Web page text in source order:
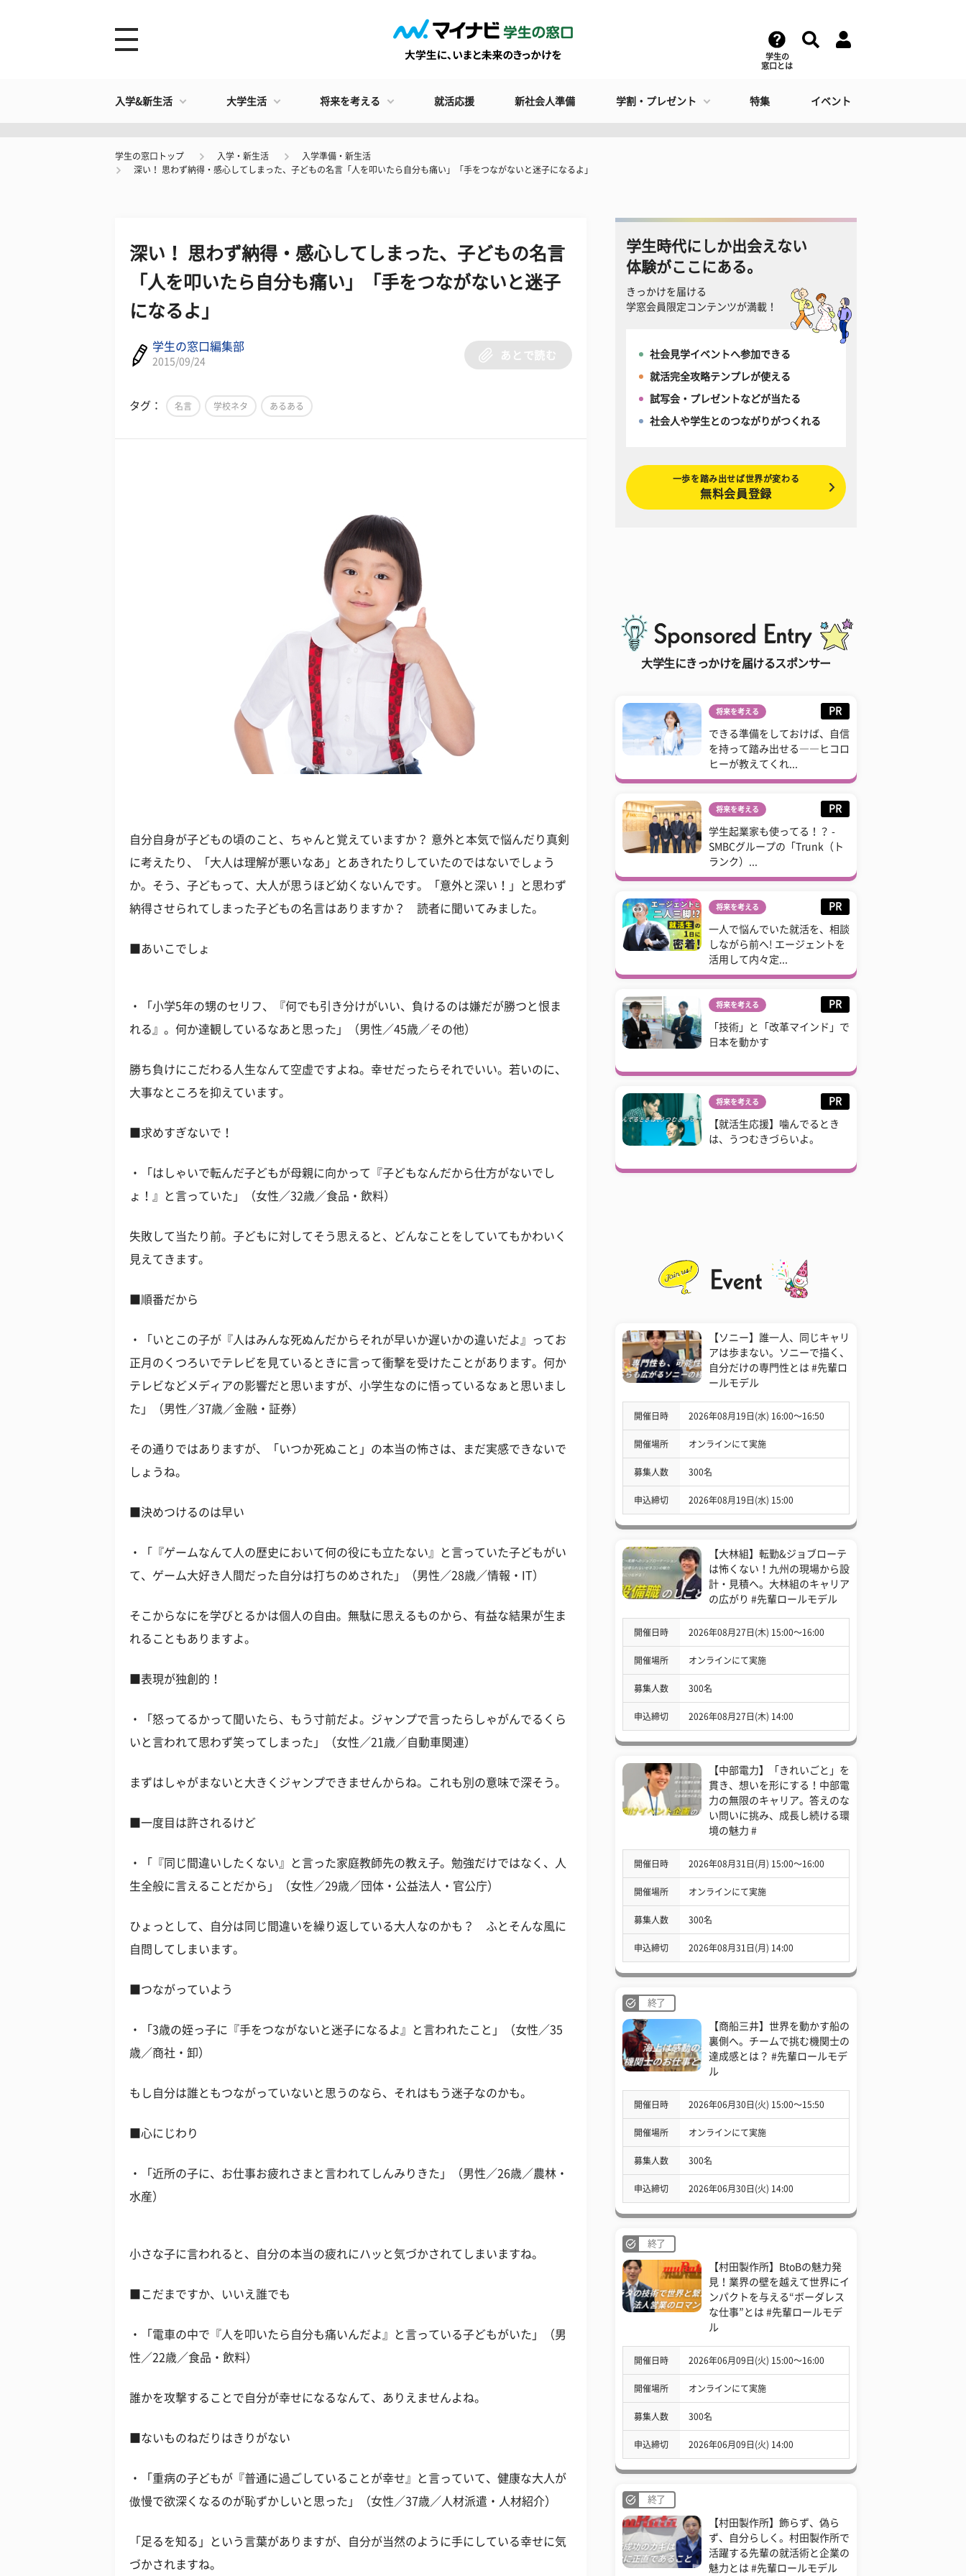
学生の
窓口とは
入学&新生活 大学生活 将来を考える 就活応援 新社会人準備 学割・プレゼント 特集 イベント
学生の窓口トップ 入学・新生活
入学準備・新生活
深い！ 思わず納得・感心してしまった、子どもの名言「人を叩いたら自分も痛い」「手をつながないと迷子になるよ」
深い！ 思わず納得・感心してしまった、子どもの名言
「人を叩いたら自分も痛い」「手をつながないと迷子
になるよ」
学生の窓口編集部
2015/09/24
あとで読む
タグ： 名言 学校ネタ あるある
自分自身が子どもの頃のこと、ちゃんと覚えていますか？ 意外と本気で悩んだり真剣
に考えたり、「大人は理解が悪いなあ」とあきれたりしていたのではないでしょう
か。そう、子どもって、大人が思うほど幼くないんです。「意外と深い！」と思わず
納得させられてしまった子どもの名言はありますか？ 読者に聞いてみました。
■あいこでしょ
・「小学5年の甥のセリフ、『何でも引き分けがいい、負けるのは嫌だが勝つと恨ま
れる』。何か達観しているなあと思った」（男性／45歳／その他）
勝ち負けにこだわる人生なんて空虚ですよね。幸せだったらそれでいい。若いのに、
大事なところを抑えています。
■求めすぎないで！
・「はしゃいで転んだ子どもが母親に向かって『子どもなんだから仕方がないでし
ょ！』と言っていた」（女性／32歳／食品・飲料）
失敗して当たり前。子どもに対してそう思えると、どんなことをしていてもかわいく
見えてきます。
■順番だから
・「いとこの子が『人はみんな死ぬんだからそれが早いか遅いかの違いだよ』ってお
正月のくつろいでテレビを見ているときに言って衝撃を受けたことがあります。何か
テレビなどメディアの影響だと思いますが、小学生なのに悟っているなぁと思いまし
た」（男性／37歳／金融・証券）
その通りではありますが、「いつか死ぬこと」の本当の怖さは、まだ実感できないで
しょうね。
■決めつけるのは早い
・「『ゲームなんて人の歴史において何の役にも立たない』と言っていた子どもがい
て、ゲーム大好き人間だった自分は打ちのめされた」（男性／28歳／情報・IT）
そこからなにを学びとるかは個人の自由。無駄に思えるものから、有益な結果が生ま
れることもありますよ。
■表現が独創的！
・「怒ってるかって聞いたら、もう寸前だよ。ジャンプで言ったらしゃがんでるくら
いと言われて思わず笑ってしまった」（女性／21歳／自動車関連）
まずはしゃがまないと大きくジャンプできませんからね。これも別の意味で深そう。
■一度目は許されるけど
・「『同じ間違いしたくない』と言った家庭教師先の教え子。勉強だけではなく、人
生全般に言えることだから」（女性／29歳／団体・公益法人・官公庁）
ひょっとして、自分は同じ間違いを繰り返している大人なのかも？ ふとそんな風に
自問してしまいます。
■つながっていよう
・「3歳の姪っ子に『手をつながないと迷子になるよ』と言われたこと」（女性／35
歳／商社・卸）
もし自分は誰ともつながっていないと思うのなら、それはもう迷子なのかも。
■心にじわり
・「近所の子に、お仕事お疲れさまと言われてしんみりきた」（男性／26歳／農林・
水産）
小さな子に言われると、自分の本当の疲れにハッと気づかされてしまいますね。
■こだまですか、いいえ誰でも
・「電車の中で『人を叩いたら自分も痛いんだよ』と言っている子どもがいた」（男
性／22歳／食品・飲料）
誰かを攻撃することで自分が幸せになるなんて、ありえませんよね。
■ないものねだりはきりがない
・「重病の子どもが『普通に過ごしていることが幸せ』と言っていて、健康な大人が
傲慢で欲深くなるのが恥ずかしいと思った」（女性／37歳／人材派遣・人材紹介）
「足るを知る」という言葉がありますが、自分が当然のように手にしている幸せに気
づかされますね。
学生時代にしか出会えない
体験がここにある。
きっかけを届ける
学窓会員限定コンテンツが満載！
社会見学イベントへ参加できる
就活完全攻略テンプレが使える
試写会・プレゼントなどが当たる
社会人や学生とのつながりがつくれる
一歩を踏み出せば世界が変わる
無料会員登録
大学生にきっかけを届けるスポンサー
将来を考える PR
できる準備をしておけば、自信
を持って踏み出せる――ヒコロ
ヒーが教えてくれ...
将来を考える PR
学生起業家も使ってる！？ -
SMBCグループの「Trunk（ト
ランク）...
将来を考える PR
一人で悩んでいた就活を、相談
しながら前へ! エージェントを
活用して内々定...
将来を考える PR
「技術」と「改革マインド」で
日本を動かす
将来を考える PR
【就活生応援】噛んでるとき
は、うつむきづらいよ。
【ソニー】誰一人、同じキャリ
アは歩まない。ソニーで描く、
自分だけの専門性とは #先輩ロ
ールモデル
開催日時 2026年08月19日(水) 16:00〜16:50
開催場所 オンラインにて実施
募集人数 300名
申込締切 2026年08月19日(水) 15:00
【大林組】転勤&ジョブローテ
は怖くない！九州の現場から設
計・見積へ。大林組のキャリア
の広がり #先輩ロールモデル
開催日時 2026年08月27日(木) 15:00〜16:00
開催場所 オンラインにて実施
募集人数 300名
申込締切 2026年08月27日(木) 14:00
【中部電力】「きれいごと」を
貫き、想いを形にする！中部電
力の無限のキャリア。答えのな
い問いに挑み、成長し続ける環
境の魅力 #
開催日時 2026年08月31日(月) 15:00〜16:00
開催場所 オンラインにて実施
募集人数 300名
申込締切 2026年08月31日(月) 14:00
終了
【商船三井】世界を動かす船の
裏側へ。チームで挑む機関士の
達成感とは？ #先輩ロールモデ
ル
開催日時 2026年06月30日(火) 15:00〜15:50
開催場所 オンラインにて実施
募集人数 300名
申込締切 2026年06月30日(火) 14:00
終了
【村田製作所】BtoBの魅力発
見！業界の壁を越えて世界にイ
ンパクトを与える“ボーダレス
な仕事”とは #先輩ロールモデ
ル
開催日時 2026年06月09日(火) 15:00〜16:00
開催場所 オンラインにて実施
募集人数 300名
申込締切 2026年06月09日(火) 14:00
終了
【村田製作所】飾らず、偽ら
ず、自分らしく。村田製作所で
活躍する先輩の就活術と企業の
魅力とは #先輩ロールモデル